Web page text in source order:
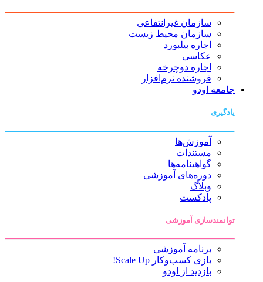
سازمان غیرانتفاعی
سازمان محیط زیست
اجاره بیلبورد
عکاسی
اجاره دوچرخه
فروشنده نرم‌افزار
جامعه اودو
یادگیری
آموزش‌ها
مستندات
گواهینامه‌ها
دوره‌های آموزشی
وبلاگ
پادکست
توانمندسازی آموزشی
برنامه آموزشی
بازی کسب‌وکار Scale Up!
بازدید از اودو